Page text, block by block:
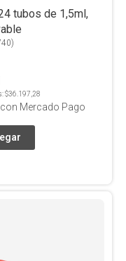
tubos de 1,5ml,
)
$36.197,28
con Mercado Pago